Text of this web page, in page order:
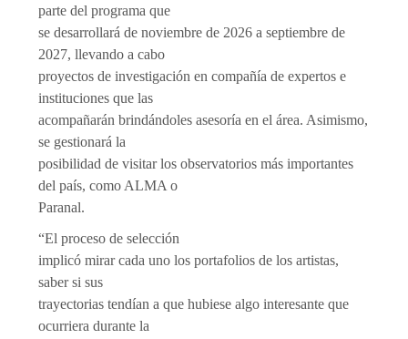
parte del programa que
se desarrollará de noviembre de 2026 a septiembre de
2027, llevando a cabo
proyectos de investigación en compañía de expertos e
instituciones que las
acompañarán brindándoles asesoría en el área. Asimismo,
se gestionará la
posibilidad de visitar los observatorios más importantes
del país, como ALMA o
Paranal.
“El proceso de selección
implicó mirar cada uno los portafolios de los artistas,
saber si sus
trayectorias tendían a que hubiese algo interesante que
ocurriera durante la